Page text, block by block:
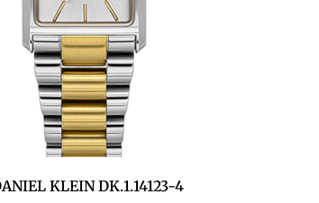
KLEIN DK.1.14123-4